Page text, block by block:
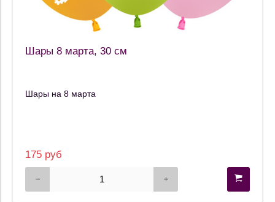
Шары 8 марта, 30 см
Шары на 8 марта
175 руб